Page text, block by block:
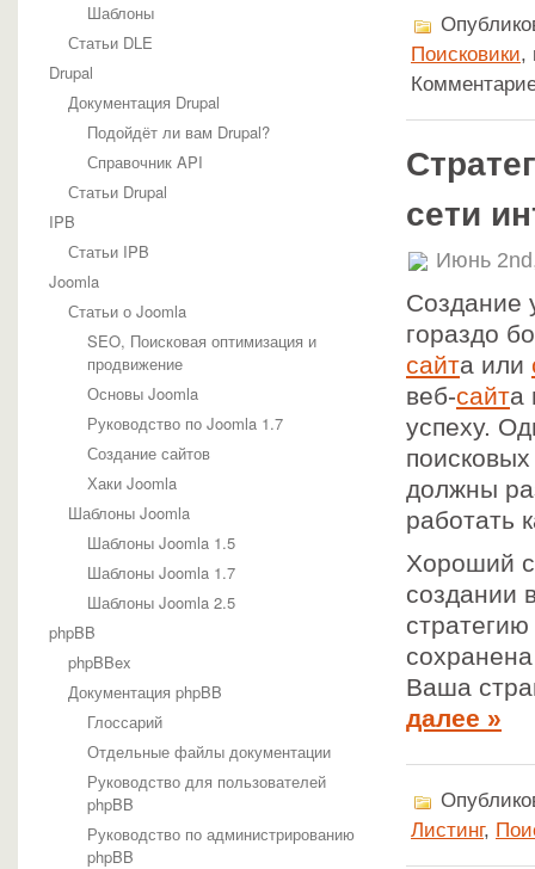
Шаблоны
Статьи DLE
Drupal
Документация Drupal
Подойдёт ли вам Drupal?
Справочник API
Статьи Drupal
IPB
Статьи IPB
Joomla
Статьи о Joomla
SEO, Поисковая оптимизация и
продвижение
Основы Joomla
Руководство по Joomla 1.7
Создание сайтов
Хаки Joomla
Шаблоны Joomla
Шаблоны Joomla 1.5
Шаблоны Joomla 1.7
Шаблоны Joomla 2.5
phpBB
phpBBex
Документация phpBB
Глоссарий
Отдельные файлы документации
Руководство для пользователей
phpBB
Руководство по администрированию
phpBB
Поисковики,
сети
Июнь
Создание
гораздо
сайта или
веб-сайта
успеху.
должны
работать
Хороший
создании
Ваша
далее »
Листинг,